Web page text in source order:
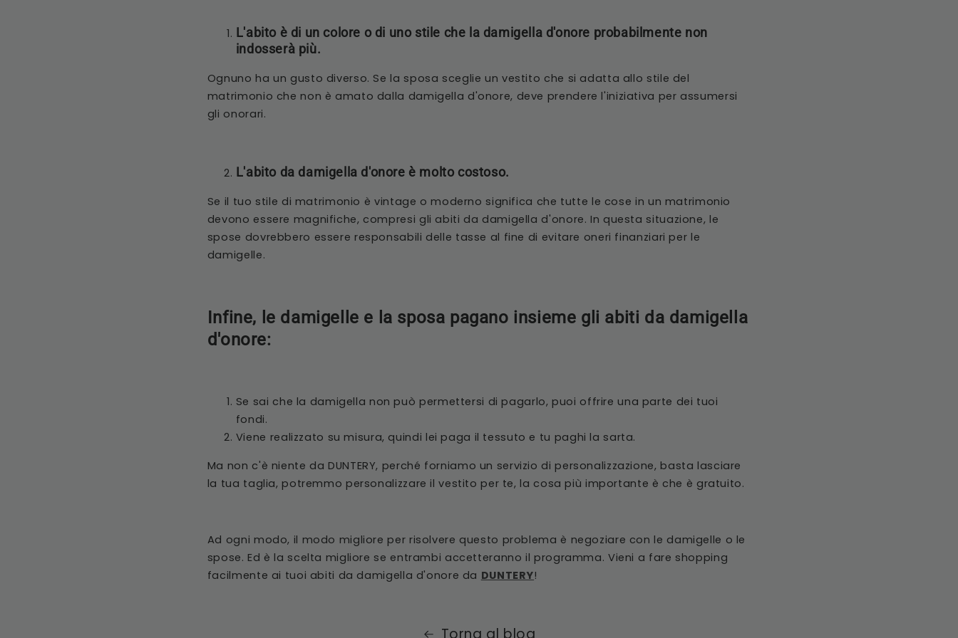
L'abito è di un colore o di uno stile che la damigella d'onore probabilmente non
indosserà più.
Ognuno ha un gusto diverso. Se la sposa sceglie un vestito che si adatta allo stile del
matrimonio che non è amato dalla damigella d'onore, deve prendere l'iniziativa per assumersi
gli onorari.
L'abito da damigella d'onore è molto costoso.
Se il tuo stile di matrimonio è vintage o moderno significa che tutte le cose in un matrimonio
devono essere magnifiche, compresi gli abiti da damigella d'onore. In questa situazione, le
spose dovrebbero essere responsabili delle tasse al fine di evitare oneri finanziari per le
damigelle.
Infine, le damigelle e la sposa pagano insieme gli abiti da damigella
d'onore:
Se sai che la damigella non può permettersi di pagarlo, puoi offrire una parte dei tuoi
fondi.
Viene realizzato su misura, quindi lei paga il tessuto e tu paghi la sarta.
Ma non c'è niente da DUNTERY, perché forniamo un servizio di personalizzazione, basta lasciare
la tua taglia, potremmo personalizzare il vestito per te, la cosa più importante è che è gratuito.
Ad ogni modo, il modo migliore per risolvere questo problema è negoziare con le damigelle o le
spose. Ed è la scelta migliore se entrambi accetteranno il programma. Vieni a fare shopping
facilmente ai tuoi abiti da damigella d'onore da DUNTERY!
Torna al blog